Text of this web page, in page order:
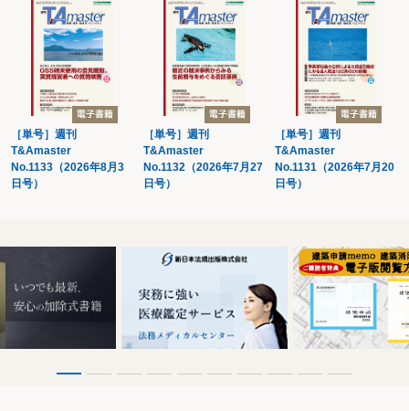
事前確定届出給与の変更届出書
［単号］週刊
T&Amaster
No.1133（2026年8月3
日号）
［単号］週刊
T&Amaster
No.1132（2026年7月27
日号）
［単号］週刊
T&Amaster
No.1131（2026年7月20
日号）